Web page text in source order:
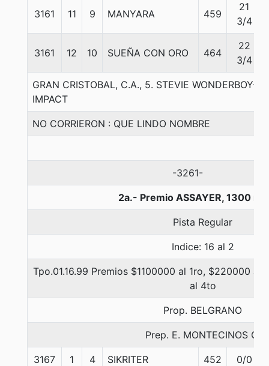
3161 11 9 MANYARA 459
21
3/4
3161 12 10 SUEÑA CON ORO 464
22
3/4
GRAN CRISTOBAL, C.A., 5. STEVIE WONDERBOY-
IMPACT
NO CORRIERON : QUE LINDO NOMBRE
-3261-
2a.- Premio ASSAYER, 1300
Pista Regular
Indice: 16 al 2
Tpo.01.16.99 Premios $1100000 al 1ro, $220000 al
al 4to
Prop. BELGRANO
Prep. E. MONTECINOS C.
3167 1 4 SIKRITER 452 0/0